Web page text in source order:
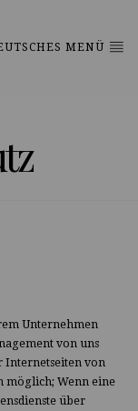
MENÜ
Unternehmen
von uns
Internetseiten von
möglich; Wenn eine
über